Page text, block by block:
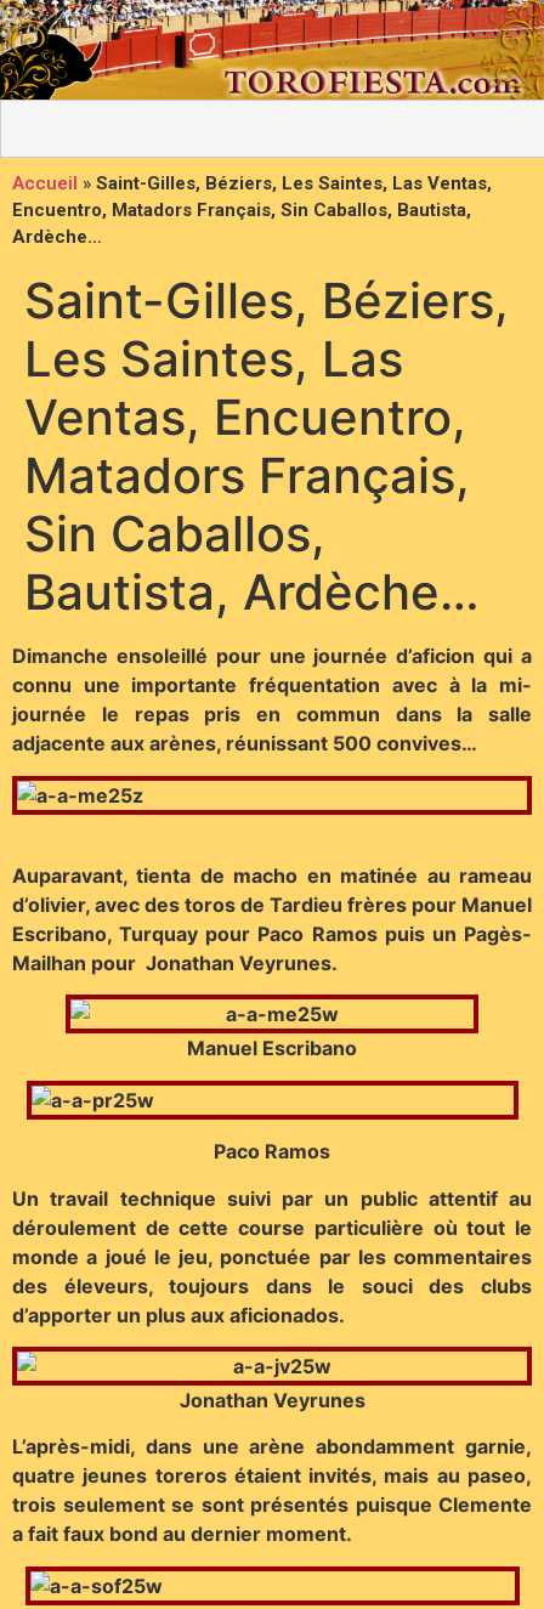
Accueil » Saint-Gilles, Béziers, Les Saintes, Las Ventas,
Encuentro, Matadors Français, Sin Caballos, Bautista,
Ardèche…
Saint-Gilles, Béziers,
Les Saintes, Las
Ventas, Encuentro,
Matadors Français,
Sin Caballos,
Bautista, Ardèche…
Dimanche ensoleillé pour une journée d’aficion qui a
connu une importante fréquentation avec à la mi-
journée le repas pris en commun dans la salle
adjacente aux arènes, réunissant 500 convives…
Auparavant, tienta de macho en matinée au rameau
d’olivier, avec des toros de Tardieu frères pour Manuel
Escribano, Turquay pour Paco Ramos puis un Pagès-
Mailhan pour Jonathan Veyrunes.
Manuel Escribano
Paco Ramos
Un travail technique suivi par un public attentif au
déroulement de cette course particulière où tout le
monde a joué le jeu, ponctuée par les commentaires
des éleveurs, toujours dans le souci des clubs
d’apporter un plus aux aficionados.
Jonathan Veyrunes
L’après-midi, dans une arène abondamment garnie,
quatre jeunes toreros étaient invités, mais au paseo,
trois seulement se sont présentés puisque Clemente
a fait faux bond au dernier moment.